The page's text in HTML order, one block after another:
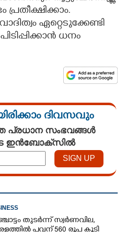
പ്രതീക്ഷിക്കാം.
ഏറ്റെടുക്കേണ്ടി
ധനം
ദിവസവും
പ്രധാന സംഭവങ്ങൾ
ഇൻബോക്സിൽ
തുടർന്ന് സ്വർണവില,